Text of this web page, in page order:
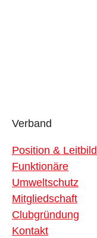
Verband
Position & Leitbild
Funktionäre
Umweltschutz
Mitgliedschaft
Clubgründung
Kontakt